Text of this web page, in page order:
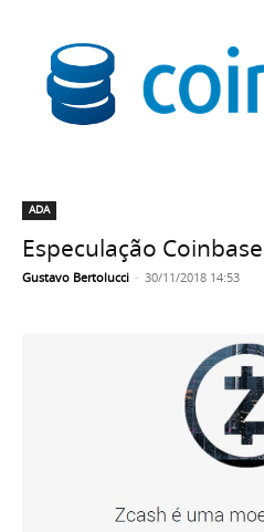
ADA
Especulação
Gustavo Bertolucci - 30/11/2018 14:53